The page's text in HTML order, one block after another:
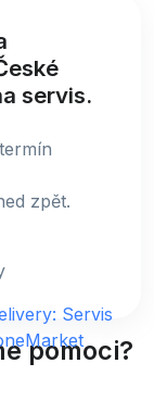
servis.
zpět.
pomoci?